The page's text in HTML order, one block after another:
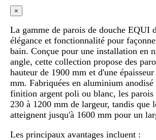
×
La gamme de parois de douche EQUI
élégance et fonctionnalité pour
bain. Conçue pour une installation en
angle, cette collection propose des
hauteur de 1900 mm et d'une
mm. Fabriquées en aluminium anodisé
finition argent poli ou blanc, les
230 à 1200 mm de largeur, tandis que
atteignent jusqu'à 1600 mm pour un
Les principaux avantages incluent :